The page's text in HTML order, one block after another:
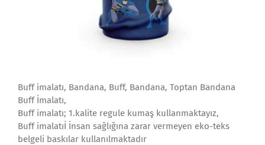
Buff imalatı, Bandana, Buff, Bandana, Toptan Bandana
Buff İmalatı,
Buff imalatı; 1.kalite regule kumaş kullanmaktayız,
Buff imalatıİ İnsan sağlığına zarar vermeyen eko-teks
belgeli baskılar kullanılmaktadır